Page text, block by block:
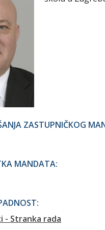
ZASTUPNIČKOG
MANDATA:
- Stranka rada